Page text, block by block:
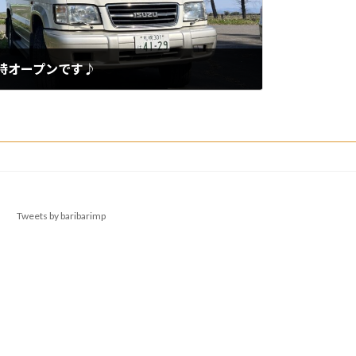
オープンです♪
Tweets by baribarimp